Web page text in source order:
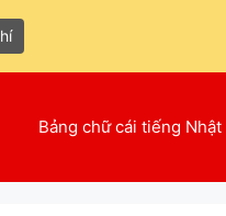
Bảng chữ cái tiếng Nhật